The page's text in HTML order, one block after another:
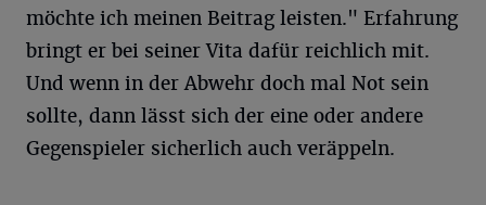
möchte ich meinen Beitrag leisten." Erfahrung
bringt er bei seiner Vita dafür reichlich mit.
Und wenn in der Abwehr doch mal Not sein
sollte, dann lässt sich der eine oder andere
Gegenspieler sicherlich auch veräppeln.